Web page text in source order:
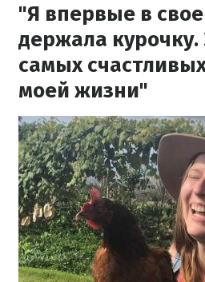
"Я впервые в
держала курочку.
самых
моей жизни"